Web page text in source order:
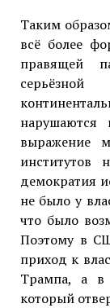
Таким
всё более
правящей
выражение
институтов
демократия
не было у
что было
Поэтому в
приход к
Трампа, а в
который